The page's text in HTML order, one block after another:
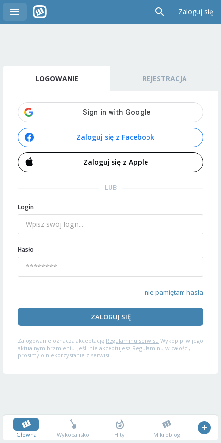
Zaloguj się
LOGOWANIE REJESTRACJA
Zaloguj się z Facebook
Zaloguj się z Apple
LUB
Login
Hasło
nie pamiętam hasła
ZALOGUJ SIĘ
Zalogowanie oznacza akceptację Regulaminu serwisu Wykop.pl w jego
aktualnym brzmieniu. Jeśli nie akceptujesz Regulaminu w całości,
prosimy o niekorzystanie z serwisu.
Główna Wykopalisko Hity Mikroblog